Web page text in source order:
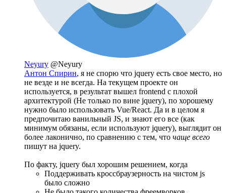
Neyury @Neyury
Антон Спирин, я не спорю что jquery есть свое место, но
не везде и не всегда. На текущем проекте он
используется, в результат вышел frontend с плохой
архитектурой (Не только по вине jquery), по хорошему
нужно было использовать Vue/React. Да и в целом я
предпочитаю ванильный JS, и знают его все (как
минимум обязаны, если используют jquery), выглядит он
более лаконично, по сравнению с тем, что чаще всего
пишут на jquery.
По факту, jquery был хорошим решением, когда
Поддерживать кроссбраузерность на чистом js
было сложно